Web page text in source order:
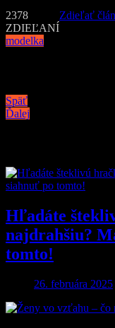
2378
ZDIEĽANÍ
Zdieľať
modelka
Späť
Ďalej
Hľadáte
najdrahšiu?
tomto!
26. februára 2025